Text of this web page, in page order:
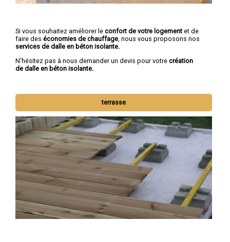
Si vous souhaitez améliorer le confort de votre logement et de
faire des économies de chauffage , nous vous proposons nos
services de dalle en béton isolante.
N'hésitez pas à nous demander un devis pour votre création
de dalle en béton isolante.
terrasse